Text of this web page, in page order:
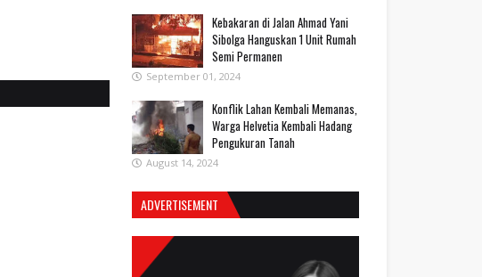
Kebakaran di Jalan Ahmad Yani
Sibolga Hanguskan 1 Unit Rumah
Semi Permanen
September 01, 2024
Konflik Lahan Kembali Memanas,
Warga Helvetia Kembali Hadang
Pengukuran Tanah
August 14, 2024
ADVERTISEMENT